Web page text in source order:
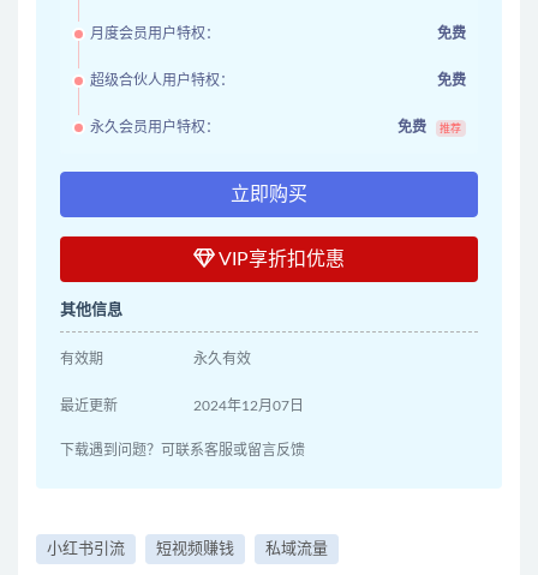
月度会员用户特权： 免费
超级合伙人用户特权： 免费
永久会员用户特权： 免费 推荐
立即购买
VIP享折扣优惠
其他信息
有效期 永久有效
最近更新 2024年12月07日
下载遇到问题？可联系客服或留言反馈
小红书引流 短视频赚钱 私域流量